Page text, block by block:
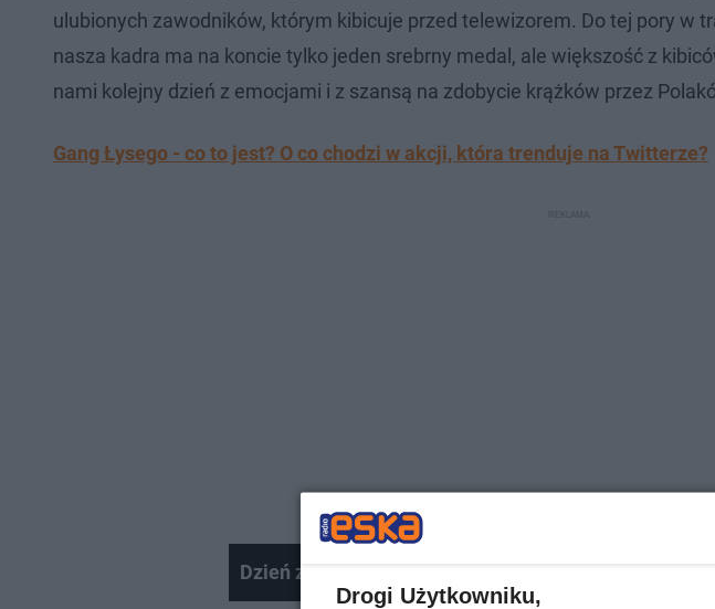
ulubionych zawodników, którym kibicuje przed telewizorem. Do tej pory w
nasza kadra ma na koncie tylko jeden srebrny medal, ale większość z
nami kolejny dzień z emocjami i z szansą na zdobycie krążków przez
Gang Łysego - co to jest? O co chodzi w akcji, która trenduje na Twitterze?
Dzień z Joanną Jóźwik w Tokio
Drogi Użytkowniku,